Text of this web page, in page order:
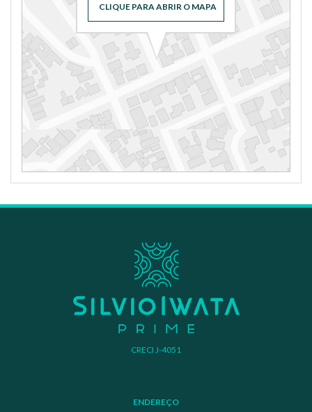
CLIQUE PARA ABRIR O MAPA
CRECI J-4051
ENDEREÇO